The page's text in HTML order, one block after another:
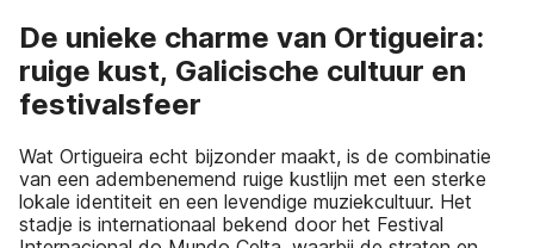
De unieke charme van Ortigueira:
ruige kust, Galicische cultuur en
festivalsfeer
Wat Ortigueira echt bijzonder maakt, is de combinatie
van een adembenemend ruige kustlijn met een sterke
lokale identiteit en een levendige muziekcultuur. Het
stadje is internationaal bekend door het Festival